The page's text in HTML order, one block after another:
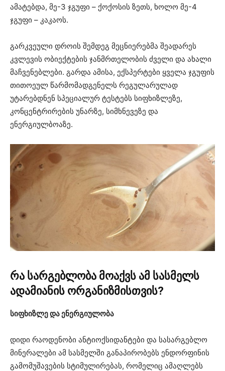
ამატებდა, მე-3 ჯგუფი – ქოქოსის ზეთს, ხოლო მე-4
ჯგუფი – კაკაოს.
გარკვეული დროის შემდეგ მეცნიერებმა შეადარეს
კვლევის ობიექტების ჯანმრთელობის ძველი და ახალი
მაჩვენებლები. გარდა ამისა, ექსპერტები ყველა ჯგუფის
თითოეულ წარმომადგენელს რეგულარულად
უტარებდნენ სპეციალურ ტესტებს სიფხიზლეზე,
კონცენტრირების უნარზე, სიმხნევეზე და
ენერგიულბოაზე.
რა სარგებლობა მოაქვს ამ სასმელს
ადამიანის ორგანიზმისთვის?
სიფხიზლე და ენერგიულობა
დიდი რაოდენობი ანტიოქსიდანტები და სასარგებლო
მინერალები ამ სასმელში განაპირობებს ენდორფინის
გამომუშავების სტიმულირებას, რომელიც ამაღლებს